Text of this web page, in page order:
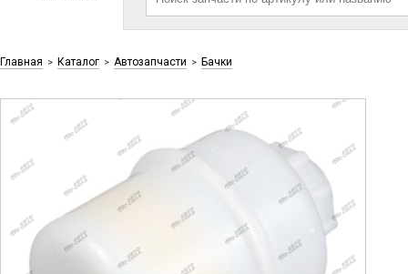
Главная > Каталог > Автозапчасти > Бачки